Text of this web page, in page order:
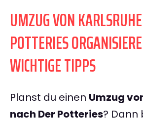
UMZUG VON
POTTERIES
WICHTIGE TIPPS
Planst du einen Umzug
nach Der Potteries? Dann